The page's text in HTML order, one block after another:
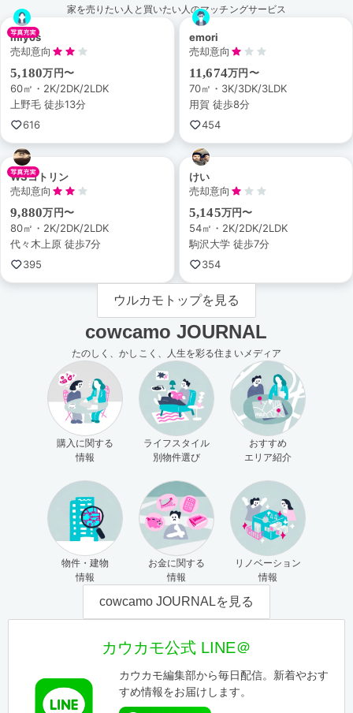
家を売りたい人と買いたい人のマッチングサービス
miyos
売却意向
5,180万円〜
60㎡・2K/2DK/2LDK
上野毛 徒歩13分
616
emori
売却意向
11,674万円〜
70㎡・3K/3DK/3LDK
用賀 徒歩8分
454
WSコトリン
売却意向
9,880万円〜
80㎡・2K/2DK/2LDK
代々木上原 徒歩7分
395
けい
売却意向
5,145万円〜
54㎡・2K/2DK/2LDK
駒沢大学 徒歩7分
354
ウルカモトップを見る
cowcamo JOURNAL
たのしく、かしこく、人生を彩る住まいメディア
購入に関する
情報
ライフスタイル
別物件選び
おすすめ
エリア紹介
物件・建物
情報
お金に関する
情報
リノベーション
情報
cowcamo JOURNALを見る
カウカモ公式 LINE＠
カウカモ編集部から毎日配信。新着やおす
すめ情報をお届けします。